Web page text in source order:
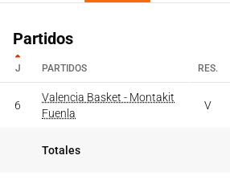
Partidos
J PARTIDOS RES.
PARTIDOS
6
Valencia Basket - Montakit
Fuenla
V
Totales